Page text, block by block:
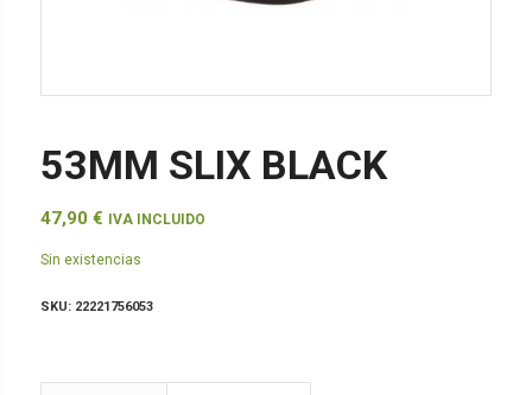
53MM SLIX BLACK
47,90 € IVA INCLUIDO
Sin existencias
SKU: 22221756053